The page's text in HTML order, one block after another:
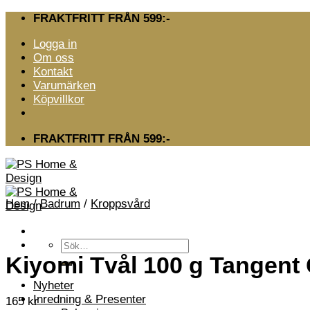
Skip
content
FRAKTFRITT FRÅN 599:-
Logga in
Om oss
Kontakt
Varumärken
Köpvillkor
FRAKTFRITT FRÅN 599:-
Sök
efter:
Nyheter
Inredning & Presenter
Hem / Badrum / Kroppsvård
Kiyomi Tvål 100 g Tangent
165 kr